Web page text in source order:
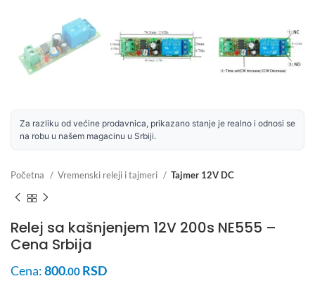
Za razliku od većine prodavnica, prikazano stanje je realno i odnosi se
na robu u našem magacinu u Srbiji.
Početna Vremenski releji i tajmeri Tajmer 12V DC
Relej sa kašnjenjem 12V 200s NE555 –
Cena Srbija
Cena:800.00 RSD